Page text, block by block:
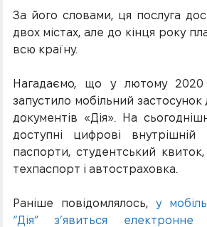
За його словами, ця послуга
двох містах, але до кінця року
всю країну.
Нагадаємо, що у лютому
запустило мобільний
документів «Дія». На
доступні цифрові
паспорти, студентський квиток,
техпаспорт і автостраховка.
Раніше повідомлялось, у
“Дія” з’явиться